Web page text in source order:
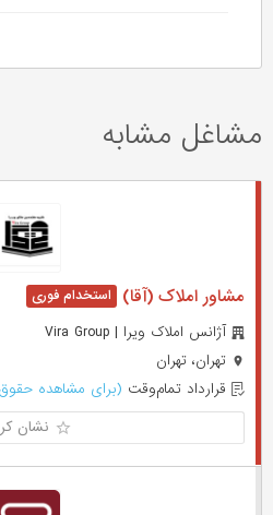
مشاغل مشابه
مشاور املاک (آقا)
آژانس املاک ویرا | Vira Group
تهران، تهران
قرارداد تمام‌وقت (برای مشاهده
نشان